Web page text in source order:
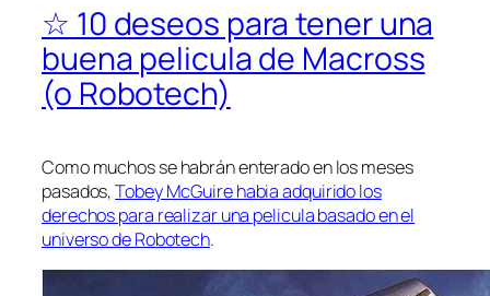
☆ 10 deseos para tener una
buena pelicula de Macross
(o Robotech)
Como muchos se habrán enterado en los meses
pasados,Tobey McGuire habia adquirido los
derechos para realizar una pelicula basado en el
universo de Robotech.